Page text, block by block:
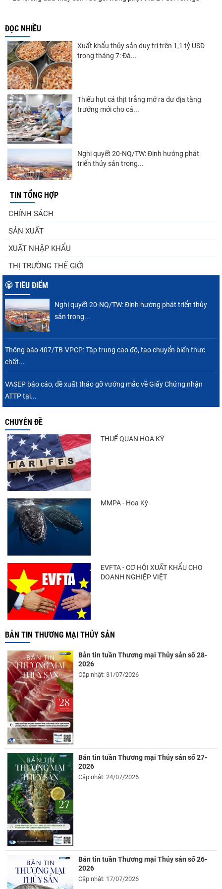
ĐỌC NHIỀU
Xuất khẩu thủy sản duy trì trên 1,1 tỷ USD
trong tháng 7: Đà...
Thiếu hụt cá thịt trắng mở ra dư địa tăng
trưởng mới cho cá...
Nghị quyết 20-NQ/TW: Định hướng phát
triển thủy sản trong...
Thuế Mục 301 và bài toán thích ứng của
tôm Việt tại thị...
VASEP chào đón Công ty Cổ phần Thương
Trung Quốc tăng mạnh nhập khẩu mực,
Điểm tin thủy sản thế giới ngày 3/8/2026
TIN TỔNG HỢP
CHÍNH SÁCH
SẢN XUẤT
XUẤT NHẬP KHẨU
THỊ TRƯỜNG THẾ GIỚI
TIÊU ĐIỂM
Nghị quyết 20-NQ/TW: Định hướng phát triển thủy
sản trong...
Thông báo 407/TB-VPCP: Tập trung cao độ, tạo chuyển biến thực
chất...
VASEP báo cáo, đề xuất tháo gỡ vướng mắc về Giấy Chứng nhận
ATTP tại...
CHUYÊN ĐỀ
THUẾ QUAN HOA KỲ
MMPA - Hoa Kỳ
EVFTA - CƠ HỘI XUẤT KHẨU CHO
DOANH NGHIỆP VIỆT
BẢN TIN THƯƠNG MẠI THỦY SẢN
Bản tin tuần Thương mại Thủy sản số 28-
2026
Cập nhật: 31/07/2026
Bản tin tuần Thương mại Thủy sản số 27-
2026
Cập nhật: 24/07/2026
Bản tin tuần Thương mại Thủy sản số 26-
2026
Cập nhật: 17/07/2026